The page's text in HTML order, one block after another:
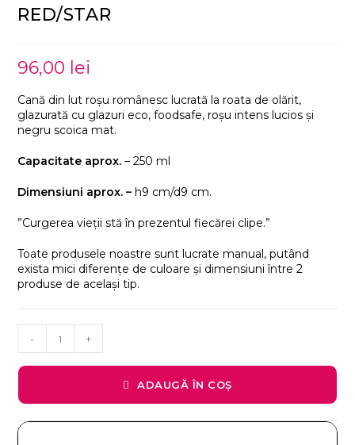
RED/STAR
96,00 lei
Cană din lut roșu românesc lucrată la roata de olărit,
glazurată cu glazuri eco, foodsafe, roșu intens lucios și
negru scoica mat.
Capacitate aprox. – 250 ml
Dimensiuni aprox. – h9 cm/d9 cm.
”Curgerea vieții stă în prezentul fiecărei clipe.”
Toate produsele noastre sunt lucrate manual, putând
exista mici diferențe de culoare și dimensiuni între 2
produse de același tip.
- +
ADAUGĂ ÎN COȘ